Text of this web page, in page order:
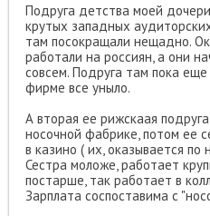
Подруга детства моей
крутых западных
там посокращали нещадно.
работали на россиян, а они
совсем. Подруга там пока
фирме все уныло.
А вторая ее рижскаая
носочной фабрике, потом ее
в казино ( их, оказывается по
Сестра моложе, работает
постарше, так работает в
Зарплата соспоставима с